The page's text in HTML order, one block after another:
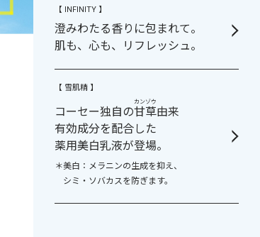
【 INFINITY 】
澄みわたる香りに包まれて。
肌も、心も、リフレッシュ。
【 雪肌精 】
コーセー独自の甘草
カンゾウ
由来
有効成分を配合した
薬用美白乳液が登場。
＊美白：メラニンの生成を抑え、
シミ・ソバカスを防ぎます。